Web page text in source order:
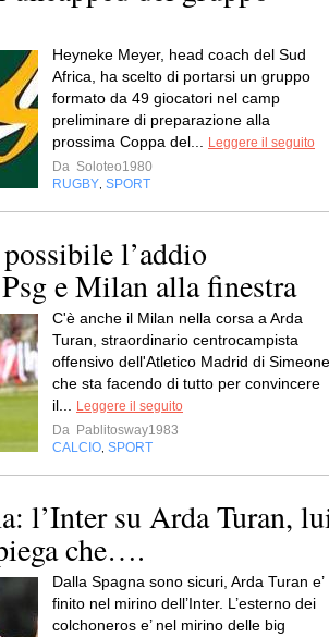
Heyneke Meyer, head coach del Sud
Africa, ha scelto di portarsi un gruppo
formato da 49 giocatori nel camp
preliminare di preparazione alla
prossima Coppa del...
Leggere il seguito
Da Soloteo1980
RUGBY SPORT
l’addio
e Milan alla finestra
C'è anche il Milan nella corsa a Arda
Turan, straordinario centrocampista
offensivo dell'Atletico Madrid di
che sta facendo di tutto per convincere
il...
Leggere il seguito
Da Pablitosway1983
CALCIO SPORT
l’Inter su Arda Turan,
che….
Dalla Spagna sono sicuri, Arda Turan e’
finito nel mirino dell’Inter. L’esterno dei
colchoneros e’ nel mirino delle big